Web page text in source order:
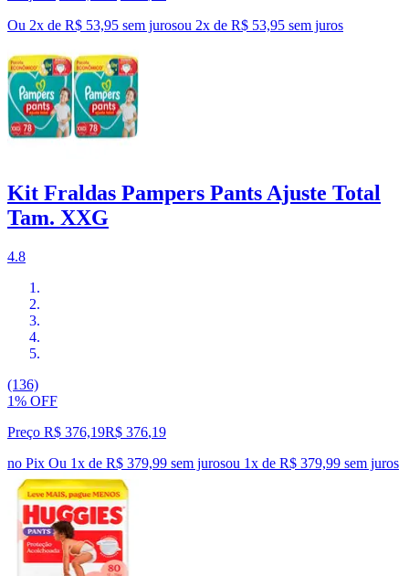
Ou 2x de R$ 53,95 sem jurosou 2x de R$ 53,95 sem juros
Kit Fraldas Pampers Pants Ajuste Total
Tam. XXG
4.8
(136)
1% OFF
Preço R$ 376,19R$ 376,19
no Pix Ou 1x de R$ 379,99 sem jurosou 1x de R$ 379,99 sem juros